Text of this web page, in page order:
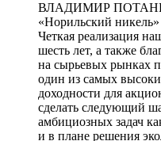
ВЛАДИМИР
«Норильский никель»
Четкая реализация
шесть лет, а также
на сырьевых рынках
один из самых
доходности для
сделать следующий
амбициозных задач
и в плане решения